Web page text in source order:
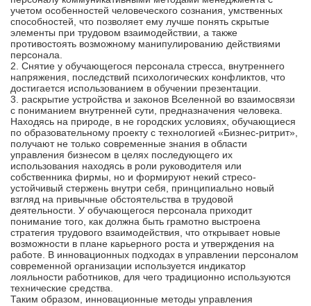
учетом особенностей человеческого сознания, умственных
способностей, что позволяет ему лучше понять скрытые
элементы при трудовом взаимодействии, а также
противостоять возможному манипулированию действиями
персонала.
2. Снятие у обучающегося персонала стресса, внутреннего
напряжения, последствий психологических конфликтов, что
достигается использованием в обучении презентации.
3. раскрытие устройства и законов Вселенной во взаимосвязи
с пониманием внутренней сути, предназначения человека.
Находясь на природе, в не городских условиях, обучающиеся
по образовательному проекту с технологией «Бизнес-ритрит»,
получают не только современные знания в области
управления бизнесом в целях последующего их
использования находясь в роли руководителя или
собственника фирмы, но и формируют некий стресо-
устойчивый стержень внутри себя, принципиально новый
взгляд на привычные обстоятельства в трудовой
деятельности. У обучающегося персонала приходит
понимание того, как должна быть грамотно выстроена
стратегия трудового взаимодействия, что открывает новые
возможности в плане карьерного роста и утверждения на
работе. В инновационных подходах в управлении персоналом
современной организации используется индикатор
лояльности работников, для чего традиционно используются
технические средства.
Таким образом, инновационные методы управления